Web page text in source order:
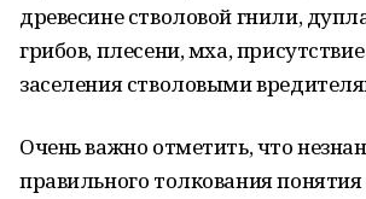
древесине стволовой гнили,
грибов, плесени, мха,
заселения стволовыми
Очень важно отметить, что
правильного толкования